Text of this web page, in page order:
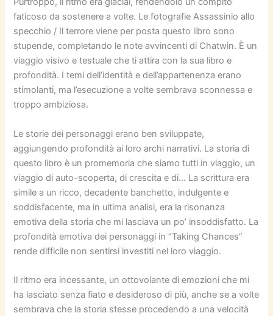
faticoso da sostenere a volte. Le fotografie Assassinio allo
specchio / Il terrore viene per posta questo libro sono
stupende, completando le note avvincenti di Chatwin. È un
viaggio visivo e testuale che ti attira con la sua libro e
profondità. I temi dell’identità e dell’appartenenza erano
stimolanti, ma l’esecuzione a volte sembrava sconnessa e
troppo ambiziosa.
Le storie dei personaggi erano ben sviluppate,
aggiungendo profondità ai loro archi narrativi. La storia di
questo libro è un promemoria che siamo tutti in viaggio, un
viaggio di auto-scoperta, di crescita e di… La scrittura era
simile a un ricco, decadente banchetto, indulgente e
soddisfacente, ma in ultima analisi, era la risonanza
emotiva della storia che mi lasciava un po’ insoddisfatto. La
profondità emotiva dei personaggi in “Taking Chances”
rende difficile non sentirsi investiti nel loro viaggio.
Il ritmo era incessante, un ottovolante di emozioni che mi
ha lasciato senza fiato e desideroso di più, anche se a volte
sembrava che la storia stesse procedendo a una velocità